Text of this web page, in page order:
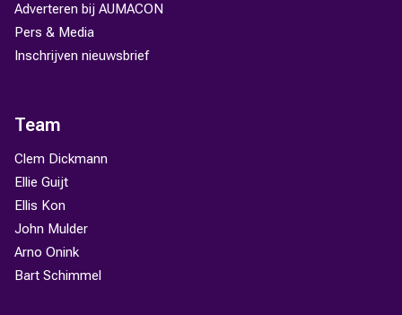
Adverteren bij AUMACON
Pers & Media
Inschrijven nieuwsbrief
Team
Clem Dickmann
Ellie Guijt
Ellis Kon
John Mulder
Arno Onink
Bart Schimmel